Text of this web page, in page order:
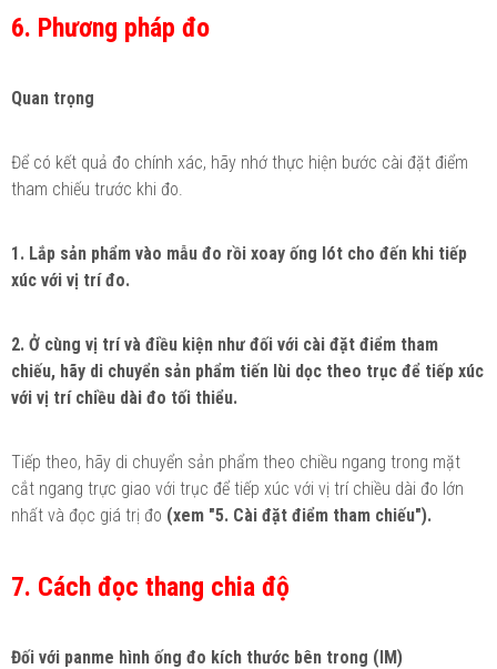
6. Phương pháp đo
Quan trọng
Để có kết quả đo chính xác, hãy nhớ thực hiện bước cài đặt điểm
tham chiếu trước khi đo.
1. Lắp sản phẩm vào mẫu đo rồi xoay ống lót cho đến khi tiếp
xúc với vị trí đo.
2. Ở cùng vị trí và điều kiện như đối với cài đặt điểm tham
chiếu, hãy di chuyển sản phẩm tiến lùi dọc theo trục để tiếp xúc
với vị trí chiều dài đo tối thiểu.
Tiếp theo, hãy di chuyển sản phẩm theo chiều ngang trong mặt
cắt ngang trực giao với trục để tiếp xúc với vị trí chiều dài đo lớn
nhất và đọc giá trị đo (xem "5. Cài đặt điểm tham chiếu").
7. Cách đọc thang chia độ
Đối với panme hình ống đo kích thước bên trong (IM)